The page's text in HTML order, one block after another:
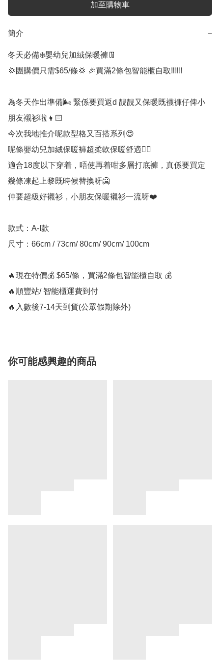
加至購物車
簡介 −
冬天必備❄️嬰幼兒加絨保暖褲👖
💢團購價只需$65/條💢 🎉買滿2條包智能櫃自取‼️‼️‼️
為冬天作出準備🌬 緊係要買返d 靚靚又保暖既襪褲仔俾小
朋友襯衫啦👧🏻
今次我地推介呢款型格又百搭系列😍
呢條嬰幼兒加絨保暖褲超柔軟保暖舒適👍🏻
適合18度以下穿着，唔使再着咁多層打底褲，真係要買定
幾條凍起上黎既時候替換呀🥶
仲要超級好襯衫，小朋友保暖襯衫一流呀❤️
款式：A-I款
尺寸：66cm / 73cm/ 80cm/ 90cm/ 100cm
🔥現在特價💰 $65/條，買滿2條包智能櫃自取 💰
🔥順豐站/ 智能櫃運費到付
🔥入數後7-14天到貨(公眾假期除外)
你可能感興趣的商品